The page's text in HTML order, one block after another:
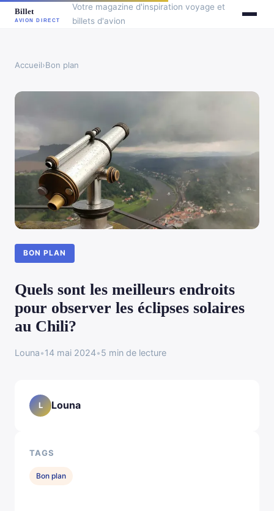
Votre magazine d'inspiration voyage et
billets d'avion
Accueil›Bon plan
BON PLAN
Quels sont les meilleurs endroits
pour observer les éclipses solaires
au Chili?
Louna•14 mai 2024•5 min de lecture
L Louna
TAGS
Bon plan